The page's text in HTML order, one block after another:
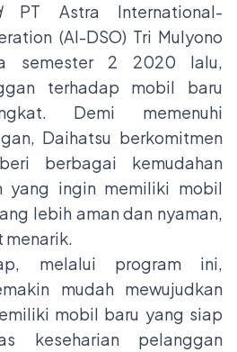
PT Astra International-
(AI-DSO) Tri Mulyono
semester 2 2020 lalu,
terhadap mobil baru
Demi memenuhi
Daihatsu berkomitmen
berbagai kemudahan
yang ingin memiliki mobil
lebih aman dan nyaman,
menarik.
melalui program ini,
mudah mewujudkan
mobil baru yang siap
keseharian pelanggan